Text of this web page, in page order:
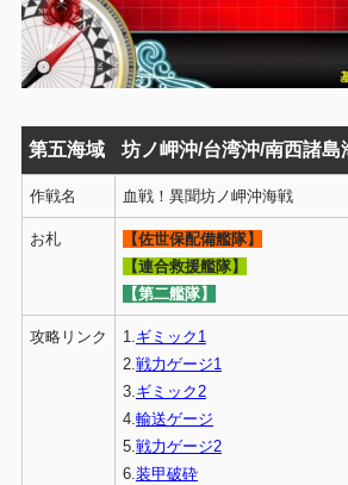
第五海域 坊ノ岬沖/台湾沖/南西諸島
作戦名 血戦！異聞坊ノ岬沖海戦
お札
【佐世保配備艦隊】
【連合救援艦隊】
【第二艦隊】
攻略リンク 1.ギミック1
2.戦力ゲージ1
3.ギミック2
4.輸送ゲージ
5.戦力ゲージ2
6.装甲破砕